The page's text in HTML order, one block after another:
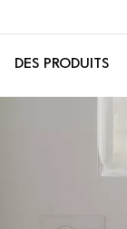
DES PRODUITS